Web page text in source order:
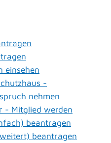
einsehen
-
nehmen
- Mitglied werden
beantragen
beantragen